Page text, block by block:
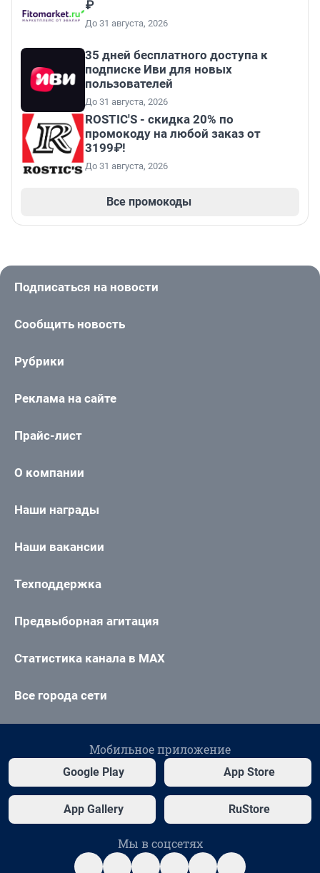
₽
До 31 августа, 2026
35 дней бесплатного доступа к
подписке Иви для новых
пользователей
До 31 августа, 2026
ROSTIC'S - скидка 20% по
промокоду на любой заказ от
3199₽!
До 31 августа, 2026
Все промокоды
Подписаться на новости
Сообщить новость
Рубрики
Реклама на сайте
Прайс-лист
О компании
Наши награды
Наши вакансии
Техподдержка
Предвыборная агитация
Статистика канала в MAX
Все города сети
Мобильное приложение
Google Play App Store
App Gallery RuStore
Мы в соцсетях